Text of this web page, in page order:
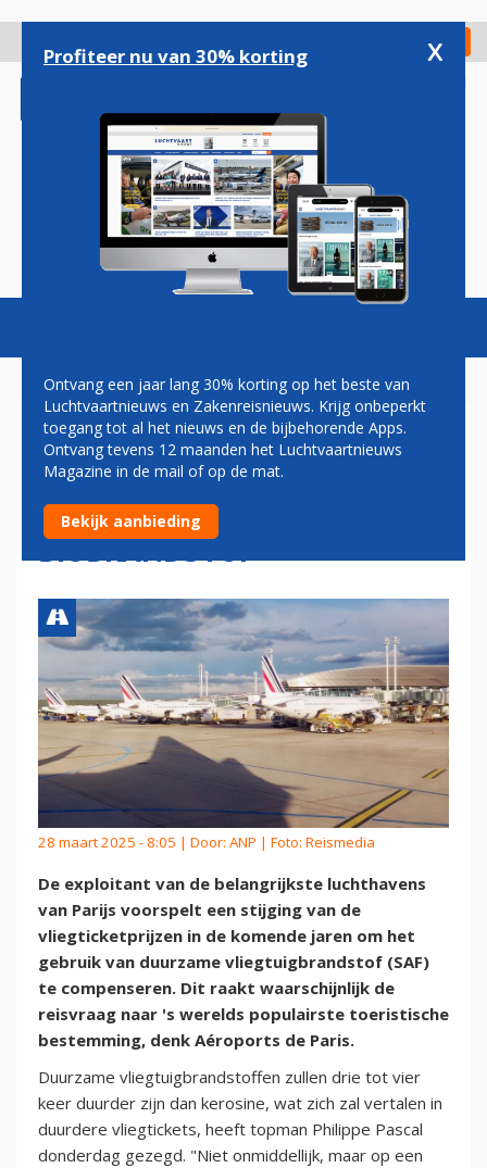
gaan
Check in
Magazine Podcasts Vacatures
PARIJSE LUCHTHAVENS
VOORZIEN DUURDERE
TICKETS DOOR
BIOBRANDSTOF
28 maart 2025 - 8:05 | Door: ANP | Foto: Reismedia
De exploitant van de belangrijkste luchthavens
van Parijs voorspelt een stijging van de
vliegticketprijzen in de komende jaren om het
gebruik van duurzame vliegtuigbrandstof (SAF)
te compenseren. Dit raakt waarschijnlijk de
reisvraag naar 's werelds populairste toeristische
bestemming, denk Aéroports de Paris.
Duurzame vliegtuigbrandstoffen zullen drie tot vier
keer duurder zijn dan kerosine, wat zich zal vertalen in
duurdere vliegtickets, heeft topman Philippe Pascal
donderdag gezegd. "Niet onmiddellijk, maar op een
Profiteer nu van 30% korting x
Ontvang een jaar lang 30% korting op het beste van
Luchtvaartnieuws en Zakenreisnieuws. Krijg onbeperkt
toegang tot al het nieuws en de bijbehorende Apps.
Ontvang tevens 12 maanden het Luchtvaartnieuws
Magazine in de mail of op de mat.
Bekijk aanbieding